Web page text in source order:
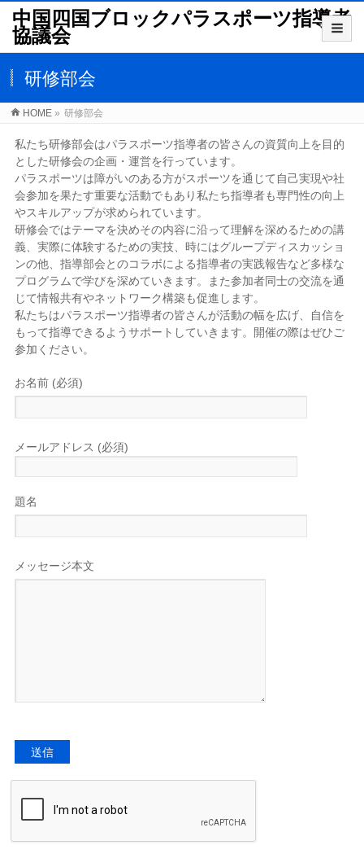
中国四国ブロックパラスポーツ指導者
協議会
研修部会
HOME » 研修部会
私たち研修部会はパラスポーツ指導者の皆さんの資質向上を目的
とした研修会の企画・運営を行っています。
パラスポーツは障がいのある方がスポーツを通じて自己実現や社
会参加を果たす重要な活動でもあり私たち指導者も専門性の向上
やスキルアップが求められています。
研修会ではテーマを決めその内容に沿って理解を深めるための講
義、実際に体験するための実技、時にはグループディスカッショ
ンの他、指導部会とのコラボによる指導者の実践報告など多様な
プログラムで学びを深めていきます。また参加者同士の交流を通
じて情報共有やネットワーク構築も促進します。
私たちはパラスポーツ指導者の皆さんが活動の幅を広げ、自信を
もって指導できるようサポートしていきます。開催の際はぜひご
参加ください。
お名前 (必須)
メールアドレス (必須)
題名
メッセージ本文